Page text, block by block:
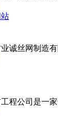
诚丝网制造
程公司是一